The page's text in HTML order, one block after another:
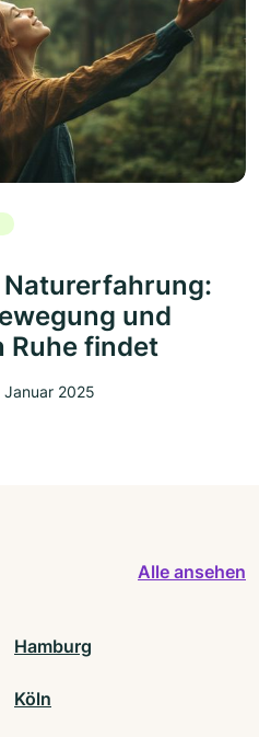
und
Ruhe findet
Januar 2025
Alle ansehen
Hamburg
Köln